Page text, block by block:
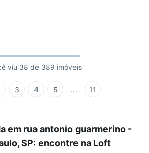
viu 38 de 389 imóveis
3 4 5 ... 11
em rua antonio guarmerino -
SP: encontre na Loft